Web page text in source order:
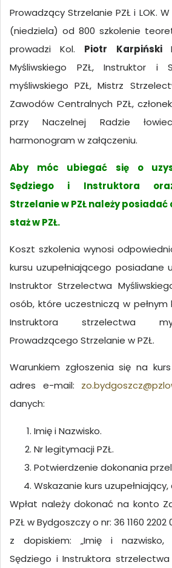
Prowadzący Strzelanie PZŁ i LOK.
(niedziela) od 800 szkolenie
prowadzi Kol. Piotr Karpiński
Myśliwskiego PZŁ, Instruktor i
myśliwskiego PZŁ, Mistrz
Zawodów Centralnych PZŁ,
przy Naczelnej Radzie
harmonogram w załączeniu.
Aby móc ubiegać się o
Sędziego i Instruktora
Strzelanie w PZŁ należy
staż w PZŁ.
Koszt szkolenia wynosi
kursu uzupełniającego posiadane
Instruktor Strzelectwa
osób, które uczestniczą w pełnym
Instruktora strzelectwa
Prowadzącego Strzelanie w PZŁ.
Warunkiem zgłoszenia się na
adres e-mail:
danych:
Imię i Nazwisko.
Nr legitymacji PZŁ.
Potwierdzenie dokonania
Wskazanie kurs uzupełniający,
Wpłat należy dokonać na konto
PZŁ w Bydgoszczy o nr: 36 1160
z dopiskiem: „Imię i nazwisko,
Sędziego i Instruktora strzelectwa